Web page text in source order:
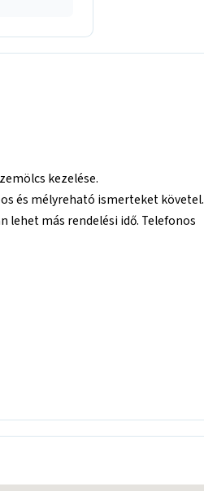
kezelése.
és mélyreható ismerteket követel.
más rendelési idő. Telefonos